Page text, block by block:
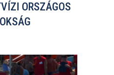
ORSZÁGOS